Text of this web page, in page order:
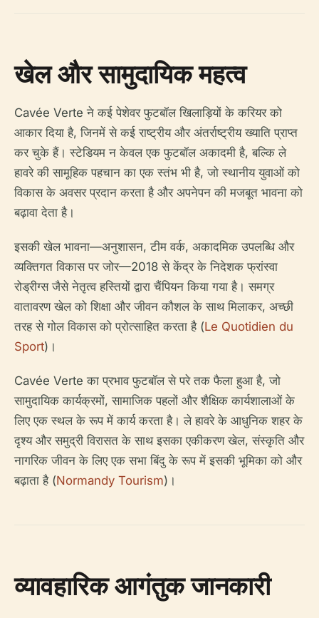
खेल और सामुदायिक महत्व
Cavée Verte ने कई पेशेवर फुटबॉल खिलाड़ियों के करियर को
आकार दिया है, जिनमें से कई राष्ट्रीय और अंतर्राष्ट्रीय ख्याति प्राप्त
कर चुके हैं। स्टेडियम न केवल एक फुटबॉल अकादमी है, बल्कि ले
हावरे की सामूहिक पहचान का एक स्तंभ भी है, जो स्थानीय युवाओं को
विकास के अवसर प्रदान करता है और अपनेपन की मजबूत भावना को
बढ़ावा देता है।
इसकी खेल भावना—अनुशासन, टीम वर्क, अकादमिक उपलब्धि और
व्यक्तिगत विकास पर जोर—2018 से केंद्र के निदेशक फ्रांस्वा
रोड्रीग्स जैसे नेतृत्व हस्तियों द्वारा चैंपियन किया गया है। समग्र
वातावरण खेल को शिक्षा और जीवन कौशल के साथ मिलाकर, अच्छी
तरह से गोल विकास को प्रोत्साहित करता है (Le Quotidien du
Sport)।
Cavée Verte का प्रभाव फुटबॉल से परे तक फैला हुआ है, जो
सामुदायिक कार्यक्रमों, सामाजिक पहलों और शैक्षिक कार्यशालाओं के
लिए एक स्थल के रूप में कार्य करता है। ले हावरे के आधुनिक शहर के
दृश्य और समुद्री विरासत के साथ इसका एकीकरण खेल, संस्कृति और
नागरिक जीवन के लिए एक सभा बिंदु के रूप में इसकी भूमिका को और
बढ़ाता है (Normandy Tourism)।
व्यावहारिक आगंतुक जानकारी